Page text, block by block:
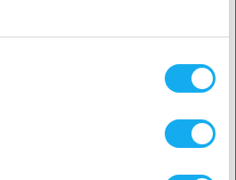
Privat kund